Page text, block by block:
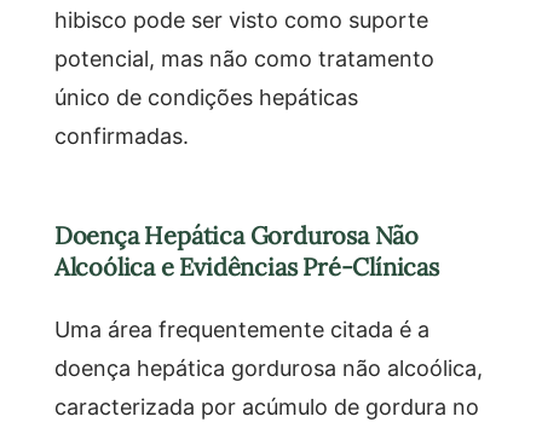
hibisco pode ser visto como suporte
potencial, mas não como tratamento
único de condições hepáticas
confirmadas.
Doença Hepática Gordurosa Não
Alcoólica e Evidências Pré-Clínicas
Uma área frequentemente citada é a
doença hepática gordurosa não alcoólica,
caracterizada por acúmulo de gordura no